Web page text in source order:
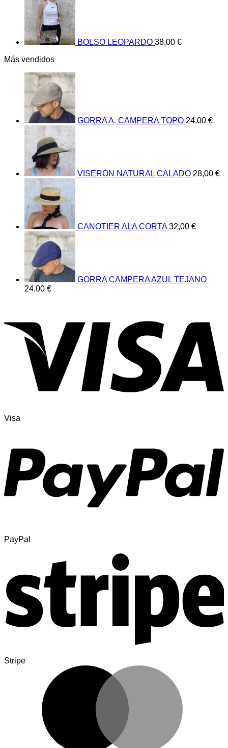
BOLSO LEOPARDO 38,00 €
Más vendidos
GORRA A. CAMPERA TOPO 24,00 €
VISERÓN NATURAL CALADO 28,00 €
CANOTIER ALA CORTA 32,00 €
GORRA CAMPERA AZUL TEJANO
24,00 €
Visa
PayPal
Stripe